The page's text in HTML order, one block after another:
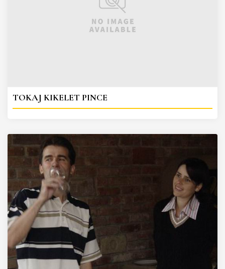
TOKAJ KIKELET PINCE